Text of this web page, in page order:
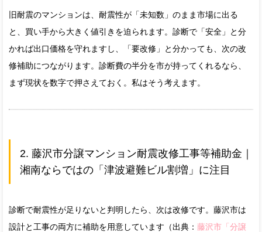
旧耐震のマンションは、耐震性が「未知数」のまま市場に出る
と、買い手から大きく値引きを迫られます。診断で「安全」と分
かれば出口価格を守れますし、「要改修」と分かっても、次の改
修補助につながります。診断費の半分を市が持ってくれるなら、
まず現状を数字で押さえておく。私はそう考えます。
2. 藤沢市分譲マンション耐震改修工事等補助金｜
湘南ならではの「津波避難ビル割増」に注目
診断で耐震性が足りないと判明したら、次は改修です。藤沢市は
設計と工事の両方に補助を用意しています（出典： 藤沢市「分譲